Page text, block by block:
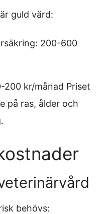
guld värd:
200-600
200 kr/månad Priset
på ras, ålder och
behövs: